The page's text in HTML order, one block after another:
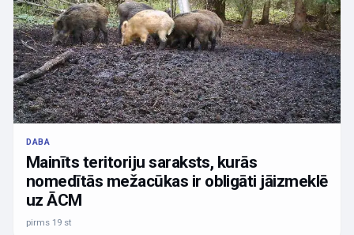
DABA
Mainīts teritoriju saraksts, kurās
nomedītās mežacūkas ir obligāti jāizmeklē
uz ĀCM
pirms 19 st